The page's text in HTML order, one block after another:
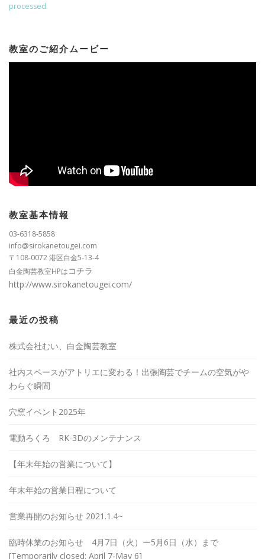
processed.
教室のご紹介ムービー
教室基本情報
03-6318-5858
info@sirokanetougei.com
〒108-0072 港区白金5-13-4
白金陶芸教室HPはコチラ
http://www.sirokanetougei.com/
最近の投稿
株式会社むい、白金陶芸教室
社内スペースがアトリエに変わる！出張陶芸でチームの空気がや
わらぐ瞬間
穴窯イベント2025年
電動ろくろ RK-3Dのメンテナンス
【年末年始の営業について】
年末年始の営業日程について
営業再開のお知らせ 2021.1.4~
臨時休業のお知らせ 4月7日（火）ー5月6日（水）まで
[Temporarily closed: April 7-May 6]